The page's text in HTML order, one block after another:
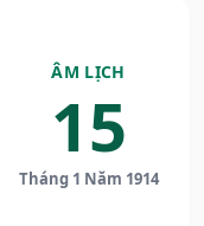
ÂM LỊCH
15
Tháng 1 Năm 1914